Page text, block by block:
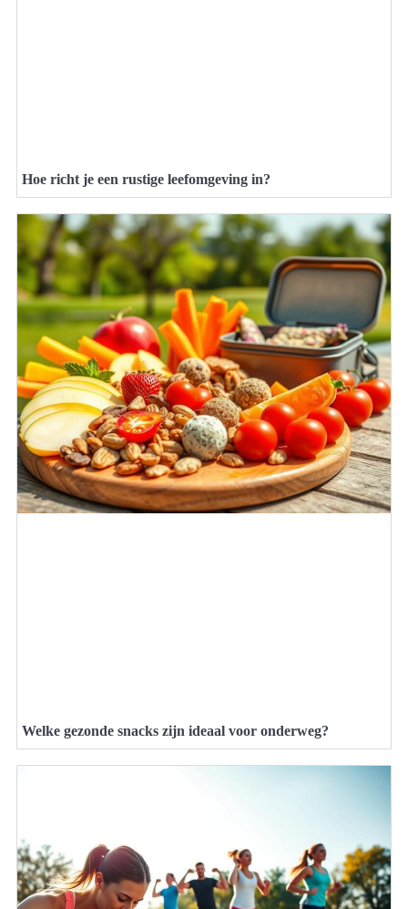
Hoe richt je een rustige leefomgeving in?
Welke gezonde snacks zijn ideaal voor onderweg?